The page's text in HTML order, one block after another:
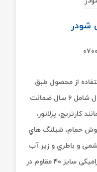
شودر
از محصول طبق
دستورالعمل آبکاري و بدنه محصول شامل ۶ سال ضمانت
پرلاتور،
حمام، شیلنگ هاي
و باطري و زیر آب
۱۸ ماه است. ویژگی‌ها : کارتریج سرامیکی سایز ۴۰ مقاوم در